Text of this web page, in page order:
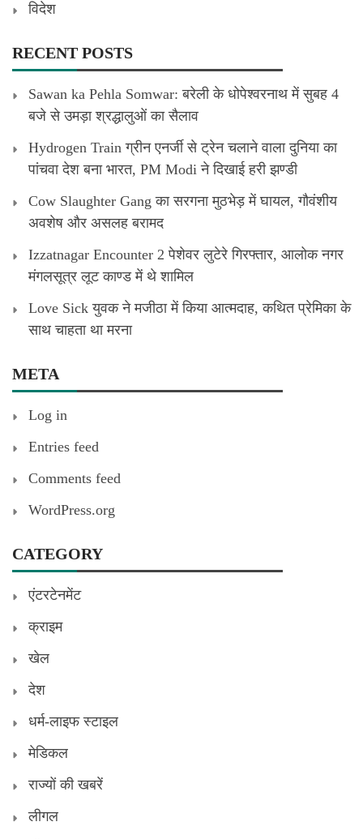
विदेश
RECENT POSTS
Sawan ka Pehla Somwar: बरेली के धोपेश्वरनाथ में सुबह 4
बजे से उमड़ा श्रद्धालुओं का सैलाव
Hydrogen Train ग्रीन एनर्जी से ट्रेन चलाने वाला दुनिया का
पांचवा देश बना भारत, PM Modi ने दिखाई हरी झण्डी
Cow Slaughter Gang का सरगना मुठभेड़ में घायल, गौवंशीय
अवशेष और असलह बरामद
Izzatnagar Encounter 2 पेशेवर लुटेरे गिरफ्तार, आलोक नगर
मंगलसूत्र लूट काण्‍ड में थे शामिल
Love Sick युवक ने मजीठा में किया आत्मदाह, कथित प्रेमिका के
साथ चाहता था मरना
META
Log in
Entries feed
Comments feed
WordPress.org
CATEGORY
एंटरटेनमेंट
क्राइम
खेल
देश
धर्म-लाइफ स्टाइल
मेडिकल
राज्यों की खबरें
लीगल